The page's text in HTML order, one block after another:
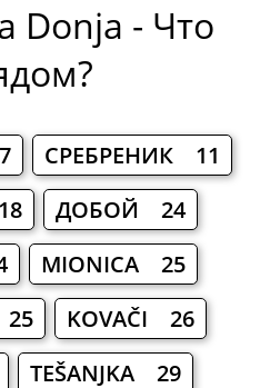
Donja - Что
СРЕБРЕНИК 11
ДОБОЙ 24
MIONICA 25
25
KOVAČI 26
TEŠANJKA 29